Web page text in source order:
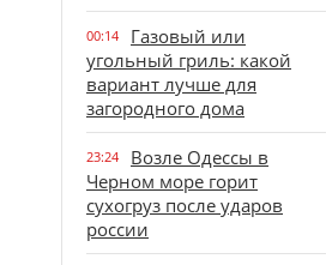
00:14
Газовый или
угольный гриль: какой
вариант лучше для
загородного дома
23:24
Возле Одессы в
Черном море горит
сухогруз после ударов
россии